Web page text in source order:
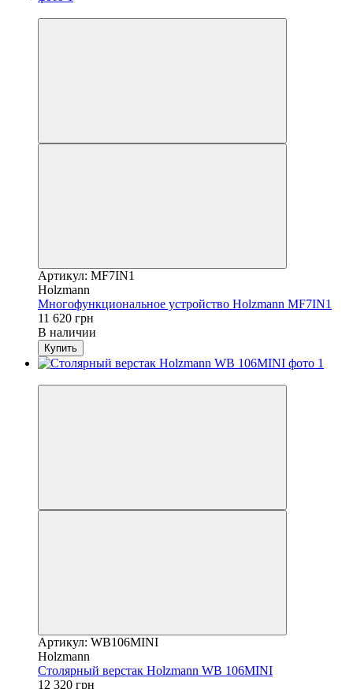
Артикул: MF7IN1
Holzmann
Многофункциональное устройство Holzmann MF7IN1
11 620 грн
В наличии
Купить
Артикул: WB106MINI
Holzmann
Столярный верстак Holzmann WB 106MINI
12 320 грн